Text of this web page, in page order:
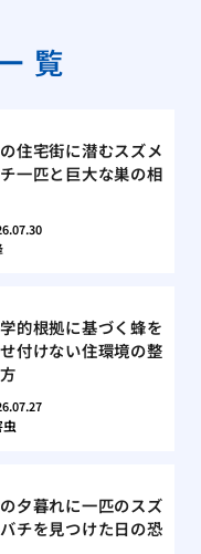
覧
住宅街に潜むスズメ
一匹と巨大な巣の相
的根拠に基づく蜂を
付けない住環境の整
夕暮れに一匹のスズ
チを見つけた日の恐